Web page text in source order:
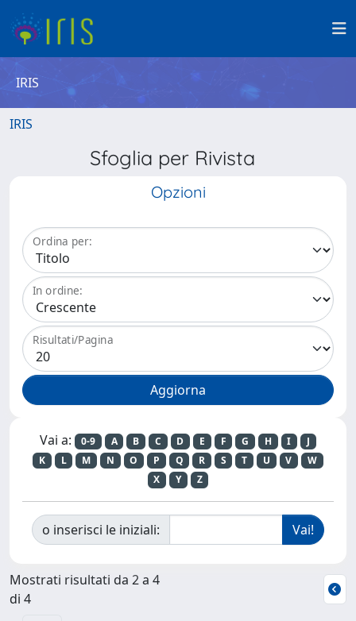
IRIS
IRIS
Sfoglia per Rivista
Opzioni
Ordina per:
In ordine:
Risultati/Pagina
Vai a: 0-9 A B C D E F G H I
J
K
L M N O P Q R S T U V
W
X
Y Z
o inserisci le iniziali:
Mostrati risultati da 2 a 4
di 4